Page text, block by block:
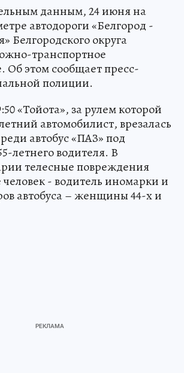
данным, 24 июня на
автодороги «Белгород -
Белгородского округа
транспортное
Об этом сообщает пресс-
полиции.
«Тойота», за рулем которой
автомобилист, врезалась
автобус «ПАЗ» под
летнего водителя. В
телесные повреждения
- водитель иномарки и
автобуса – женщины 44-х и